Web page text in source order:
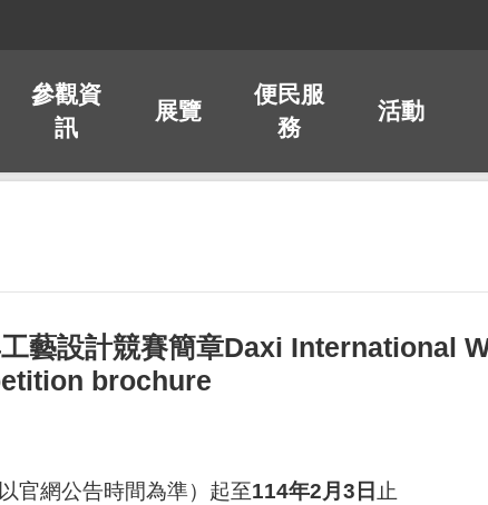
參觀資
訊
展覽
便民服
務
活動
藝設計競賽簡章Daxi International
brochure
官網公告時間為準）起至114年2月3日 止